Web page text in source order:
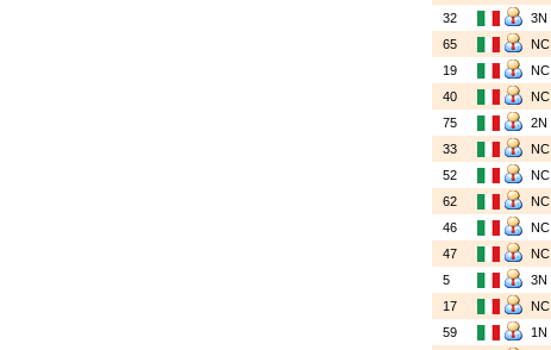
32
3N
65
NC
19
NC
40
NC
75
2N
33
NC
52
NC
62
NC
46
NC
47
NC
5
3N
17
NC
59
1N